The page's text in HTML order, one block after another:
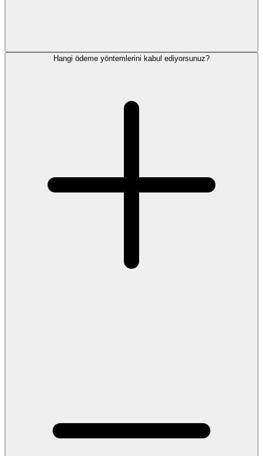
Hangi ödeme yöntemlerini kabul ediyorsunuz?